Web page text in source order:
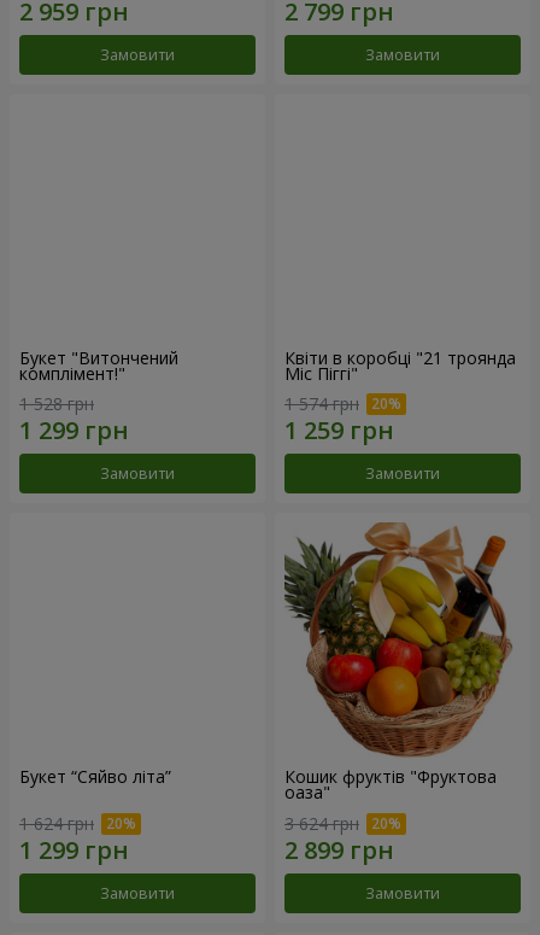
Замовити Замовити
Букет "Витончений
комплімент!"
1 528 грн
Замовити
Квіти в коробці "21 троянда
Міс Піггі"
1 574 грн
Замовити
Букет “Сяйво літа”
1 624 грн
Замовити
Кошик фруктів "Фруктова
оаза"
3 624 грн
Замовити